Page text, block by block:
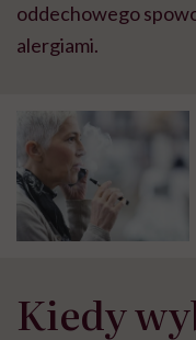
oddechowego
alergiami.
Kiedy